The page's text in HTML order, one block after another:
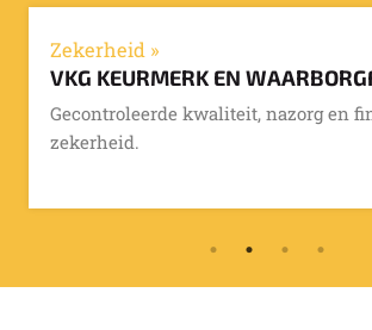
Zekerheid »
VKG KEURMERK EN
Gecontroleerde kwaliteit, nazorg en
zekerheid.